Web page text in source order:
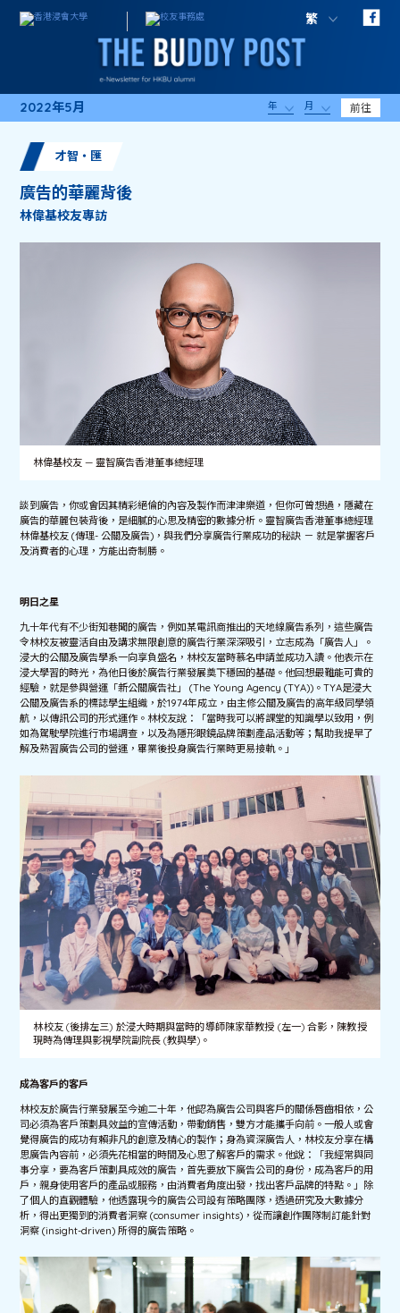
繁
2022年5月 年 月 前往
才智・匯
廣告的華麗背後
林偉基校友專訪
林偉基校友 — 靈智廣告香港董事總經理
談到廣告，你或會因其精彩絕倫的內容及製作而津津樂道，但你可曾想過，隱藏在
廣告的華麗包裝背後，是細膩的心思及精密的數據分析。靈智廣告香港董事總經理
林偉基校友 (傳理- 公關及廣告)，與我們分享廣告行業成功的秘訣 － 就是掌握客戶
及消費者的心理，方能出奇制勝。
明日之星
九十年代有不少街知巷聞的廣告，例如某電訊商推出的天地線廣告系列，這些廣告
令林校友被靈活自由及講求無限創意的廣告行業深深吸引，立志成為「廣告人」。
浸大的公關及廣告學系一向享負盛名，林校友當時慕名申請並成功入讀。他表示在
浸大學習的時光，為他日後於廣告行業發展奠下穩固的基礎。他回想最難能可貴的
經驗，就是參與營運「新公關廣告社」 (The Young Agency (TYA))。TYA是浸大
公關及廣告系的標誌學生組織，於1974年成立，由主修公關及廣告的高年級同學領
航，以傳訊公司的形式運作。林校友說：「當時我可以將課堂的知識學以致用，例
如為駕駛學院進行市場調查，以及為隱形眼鏡品牌策劃產品活動等；幫助我提早了
解及熟習廣告公司的營運，畢業後投身廣告行業時更易接軌。」
林校友 (後排左三) 於浸大時期與當時的導師陳家華教授 (左一) 合影，陳教授
現時為傳理與影視學院副院長 (教與學)。
成為客戶的客戶
林校友於廣告行業發展至今逾二十年，他認為廣告公司與客戶的關係唇齒相依，公
司必須為客戶策劃具效益的宣傳活動，帶動銷售，雙方才能攜手向前。一般人或會
覺得廣告的成功有賴非凡的創意及精心的製作；身為資深廣告人，林校友分享在構
思廣告內容前，必須先花相當的時間及心思了解客戶的需求。他說：「我經常與同
事分享，要為客戶策劃具成效的廣告，首先要放下廣告公司的身份，成為客戶的用
戶，親身使用客戶的產品或服務，由消費者角度出發，找出客戶品牌的特點。」除
了個人的直觀體驗，他透露現今的廣告公司設有策略團隊，透過研究及大數據分
析，得出更獨到的消費者洞察 (consumer insights)，從而讓創作團隊制訂能針對
洞察 (insight-driven) 所得的廣告策略。